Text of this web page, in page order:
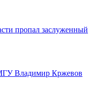
пропал заслуженный
Владимир Кржевов